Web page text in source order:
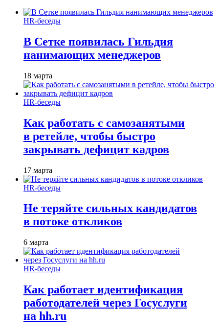
HR-беседы
В Сетке появилась Гильдия
нанимающих менеджеров
18 марта
HR-беседы
Как работать с самозанятыми
в ретейле, чтобы быстро
закрывать дефицит кадров
17 марта
HR-беседы
Не теряйте сильных кандидатов
в потоке откликов
6 марта
HR-беседы
Как работает идентификация
работодателей через Госуслуги
на hh.ru